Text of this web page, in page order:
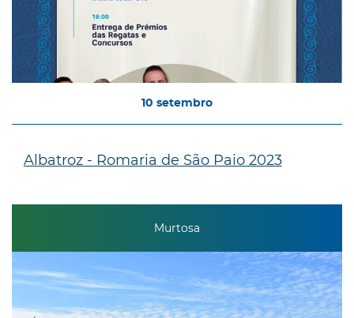
10 setembro
Albatroz - Romaria de São Paio 2023
Murtosa